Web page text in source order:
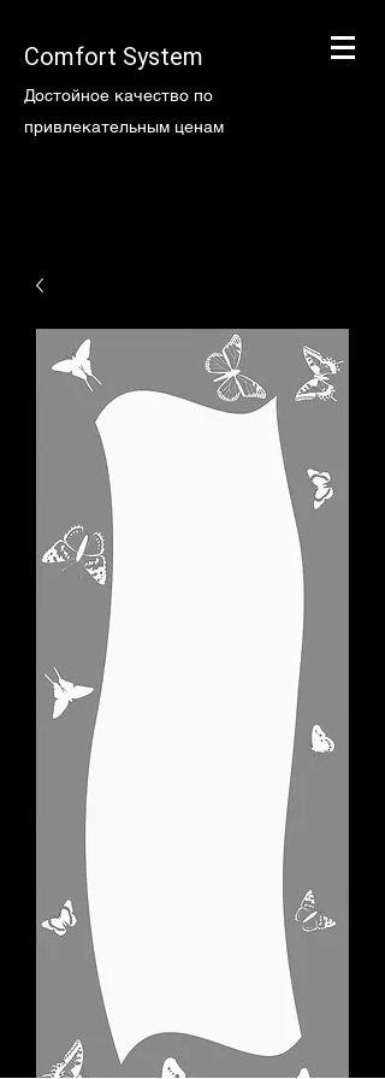
Comfort System
Достойное качество по
привлекательным ценам